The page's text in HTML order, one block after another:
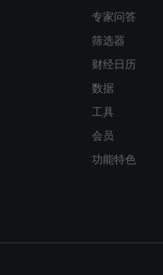
专家问答
筛选器
财经日历
数据
工具
会员
功能特色